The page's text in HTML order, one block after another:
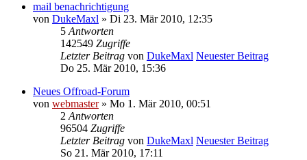
mail benachrichtigung
von DukeMaxl » Di 23. Mär 2010, 12:35
5 Antworten
142549 Zugriffe
Letzter Beitrag von DukeMaxl Neuester Beitrag
Do 25. Mär 2010, 15:36
Neues Offroad-Forum
von webmaster» Mo 1. Mär 2010, 00:51
2 Antworten
96504 Zugriffe
Letzter Beitrag von DukeMaxl Neuester Beitrag
So 21. Mär 2010, 17:11